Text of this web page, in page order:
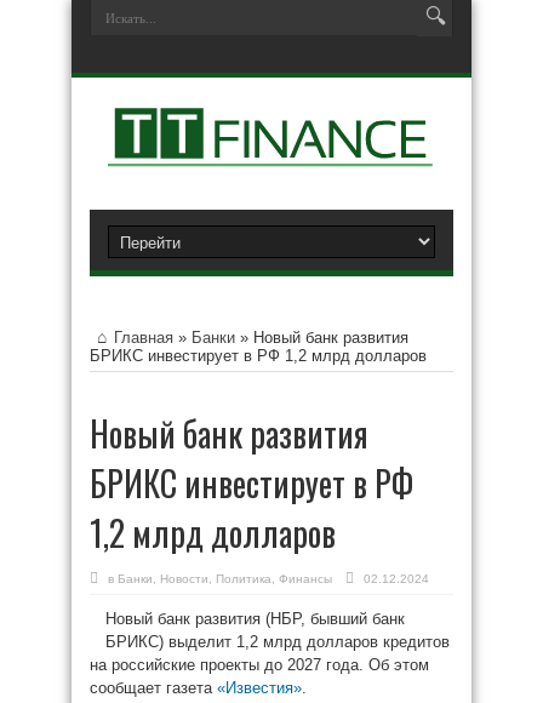
Главная » Банки » Новый банк развития
БРИКС инвестирует в РФ 1,2 млрд долларов
Новый банк развития
БРИКС инвестирует в РФ
1,2 млрд долларов
в Банки Новости Политика Финансы 02.12.2024
Новый банк развития (НБР, бывший банк
БРИКС) выделит 1,2 млрд долларов кредитов
на российские проекты до 2027 года. Об этом
сообщает газета «Известия».